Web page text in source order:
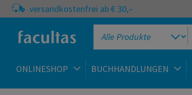
versandkostenfrei ab € 30,–
ONLINESHOP BUCHHANDLUNGEN